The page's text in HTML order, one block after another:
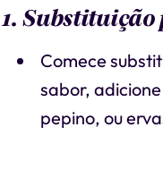
1. Substituição
Comece
sabor,
pepino, ou